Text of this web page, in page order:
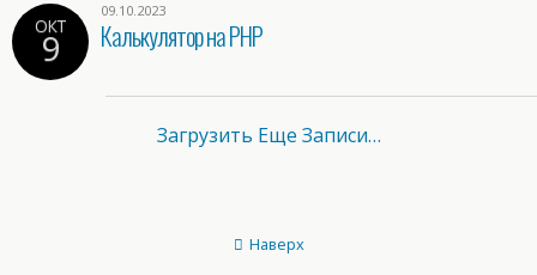
ОКТ
9
09.10.2023
Калькулятор на PHP
Загрузить Еще Записи…
Наверх